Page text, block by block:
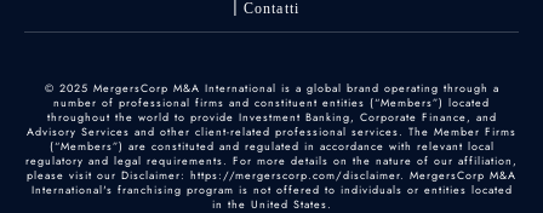
Contatti
© 2025 MergersCorp M&A International is a global brand operating through a
number of professional firms and constituent entities (“Members”) located
throughout the world to provide Investment Banking, Corporate Finance, and
Advisory Services and other client-related professional services. The Member Firms
(“Members”) are constituted and regulated in accordance with relevant local
regulatory and legal requirements. For more details on the nature of our affiliation,
please visit our Disclaimer: https://mergerscorp.com/disclaimer. MergersCorp M&A
International's franchising program is not offered to individuals or entities located
in the United States.